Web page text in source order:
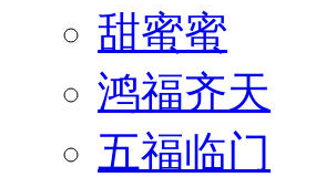
甜蜜蜜
鸿福齐天
五福临门